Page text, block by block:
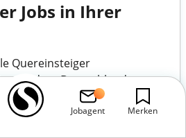
Jobs in Ihrer
Quereinsteiger
Städten Deutschlands.
Job bei
stellenonline.de
für Quereinsteiger Jobs.
Jobagent Merken